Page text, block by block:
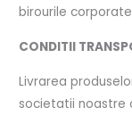
birourile
CONDITII
Livrarea
societatii noastre